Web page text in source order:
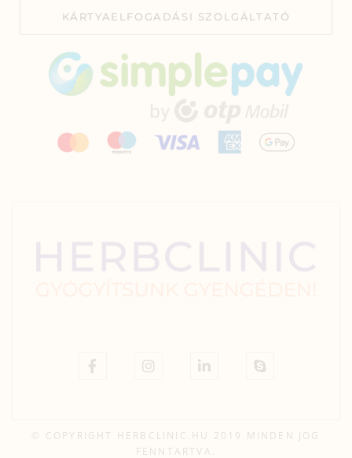
KÁRTYAELFOGADÁSI SZOLGÁLTATÓ
© COPYRIGHT HERBCLINIC.HU 2019 MINDEN JOG
FENNTARTVA.